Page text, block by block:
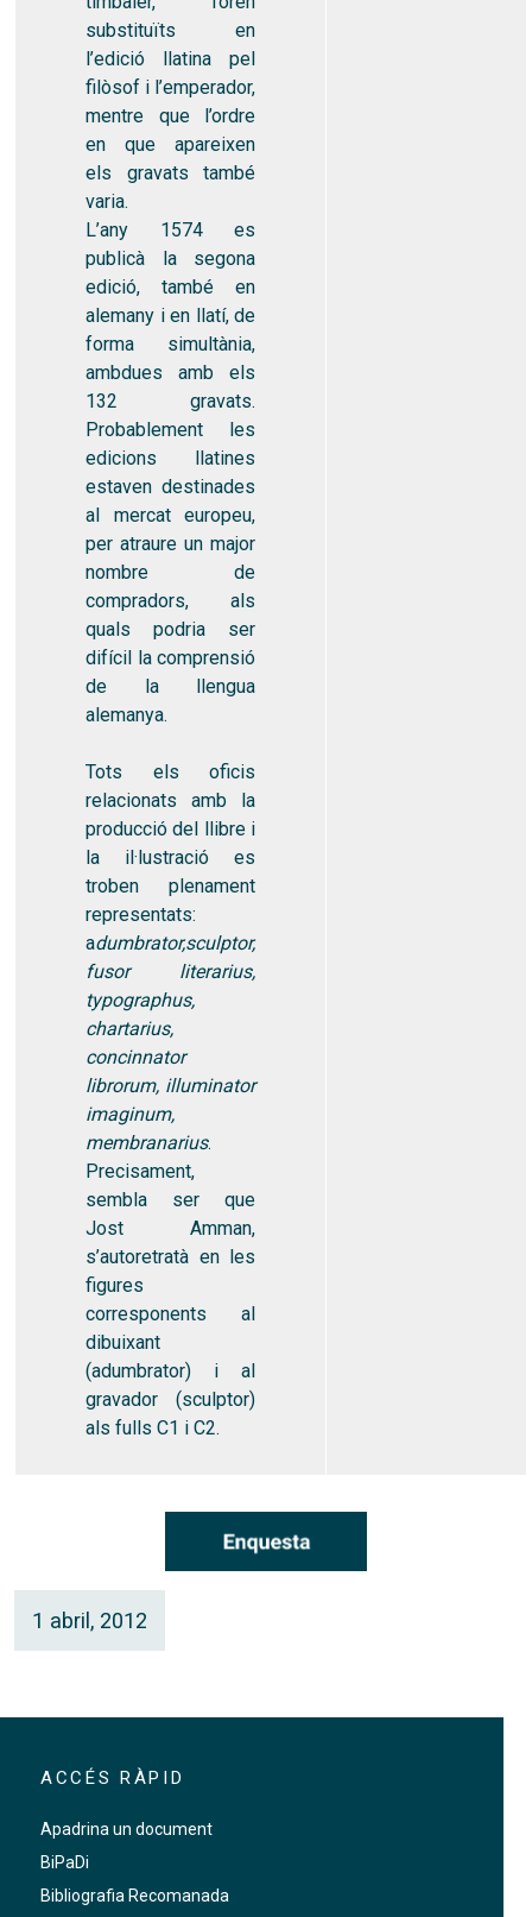
substituïts en
l’edició llatina pel
filòsof i l’emperador,
mentre que l’ordre
en que apareixen
els gravats també
varia.
L’any 1574 es
publicà la segona
edició, també en
alemany i en llatí, de
forma simultània,
ambdues amb els
132 gravats.
Probablement les
edicions llatines
estaven destinades
al mercat europeu,
per atraure un major
nombre de
compradors, als
quals podria ser
difícil la comprensió
de la llengua
alemanya.
Tots els oficis
relacionats amb la
producció del llibre i
la il·lustració es
troben plenament
representats:
adumbrator,sculptor,
fusor literarius,
typographus,
chartarius,
concinnator
librorum, illuminator
imaginum,
membranarius.
Precisament,
sembla ser que
Jost Amman,
s’autoretratà en les
figures
corresponents al
dibuixant
(adumbrator) i al
gravador (sculptor)
als fulls C1 i C2.
1 abril, 2012
ACCÉS RÀPID
Apadrina un document
BiPaDi
Bibliografia Recomanada